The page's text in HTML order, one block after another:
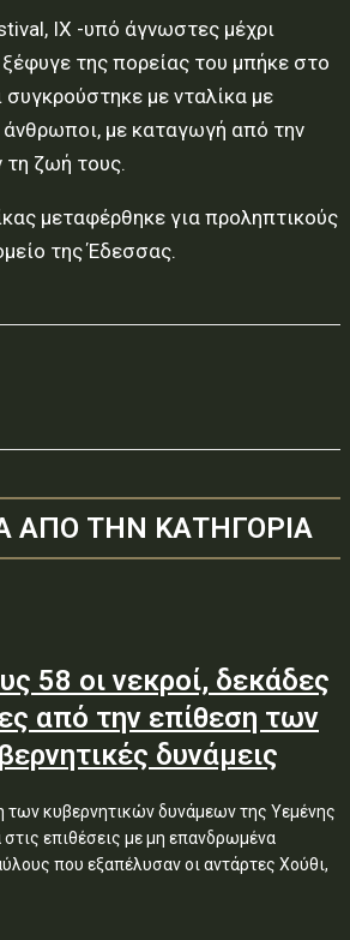
ΙΧ -υπό άγνωστες μέχρι
της πορείας του μπήκε στο
συγκρούστηκε με νταλίκα με
με καταγωγή από την
τη ζωή τους.
μεταφέρθηκε για προληπτικούς
της Έδεσσας.
ΑΠΟ ΤΗΝ ΚΑΤΗΓΟΡΙΑ
58 οι νεκροί, δεκάδες
από την επίθεση των
δυνάμεις
των κυβερνητικών δυνάμεων της Υεμένης
επιθέσεις με μη επανδρωμένα
που εξαπέλυσαν οι αντάρτες Χούθι,